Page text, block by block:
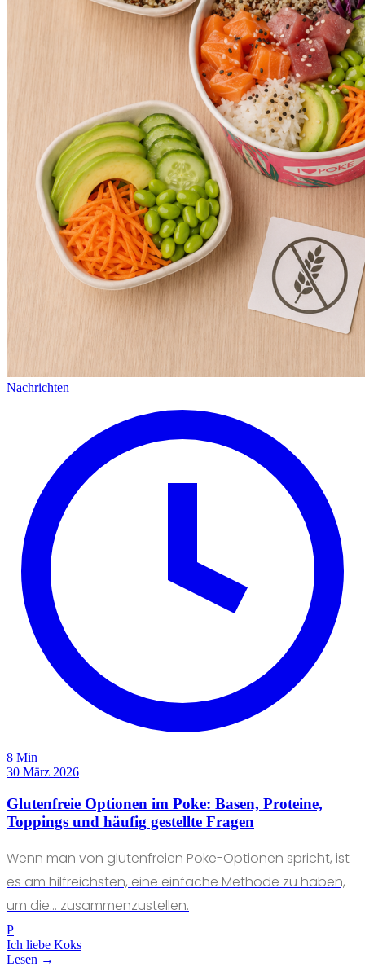
Nachrichten
8 Min
30 März 2026
Glutenfreie Optionen im Poke: Basen, Proteine,
Toppings und häufig gestellte Fragen
Wenn man von glutenfreien Poke-Optionen spricht, ist
es am hilfreichsten, eine einfache Methode zu haben,
um die... zusammenzustellen.
P
Ich liebe Koks
Lesen →